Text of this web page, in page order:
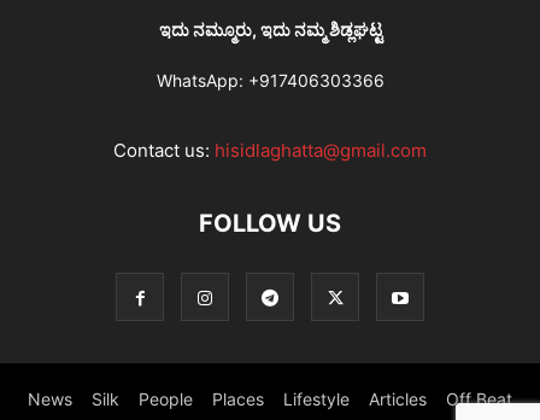
ಇದು ನಮ್ಮೂರು, ಇದು ನಮ್ಮ ಶಿಡ್ಲಘಟ್ಟ
WhatsApp: +917406303366
Contact us: hisidlaghatta@gmail.com
FOLLOW US
News Silk People Places Lifestyle Articles Off Beat